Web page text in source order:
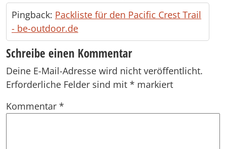
Pingback: Packliste für den Pacific Crest Trail
- be-outdoor.de
Schreibe einen Kommentar
Deine E-Mail-Adresse wird nicht veröffentlicht.
Erforderliche Felder sind mit * markiert
Kommentar *